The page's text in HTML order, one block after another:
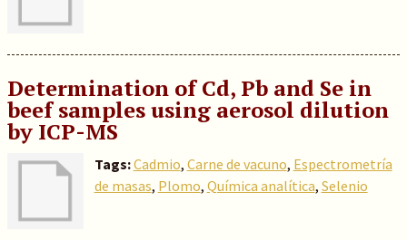
Determination of Cd, Pb and Se in
beef samples using aerosol dilution
by ICP-MS
Tags:Cadmio, Carne de vacuno, Espectrometría
de masas, Plomo, Química analítica, Selenio